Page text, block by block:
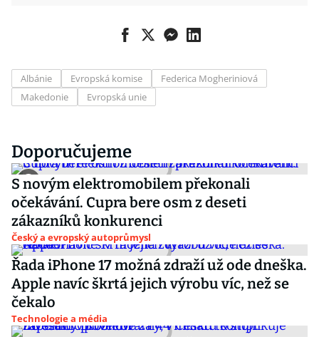
Albánie Evropská komise
Federica Mogheriniová
Makedonie
Evropská unie
Doporučujeme
S novým elektromobilem překonali
očekávání. Cupra bere osm z deseti
zákazníků konkurenci
Český a evropský autoprůmysl
Řada iPhone 17 možná zdraží už ode dneška.
Apple navíc škrtá jejich výrobu víc, než se
čekalo
Technologie a média